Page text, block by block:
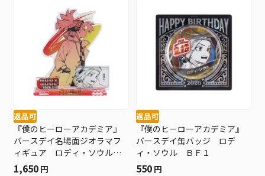
返品可
『僕のヒーローアカデミア』
バースデイ名場面ジオラマフ
ィギュア ロディ・ソウル
ＢＦ１
1,650 円
返品可
『僕のヒーローアカデミア』
バースデイ缶バッジ ロデ
ィ・ソウル ＢＦ１
550 円